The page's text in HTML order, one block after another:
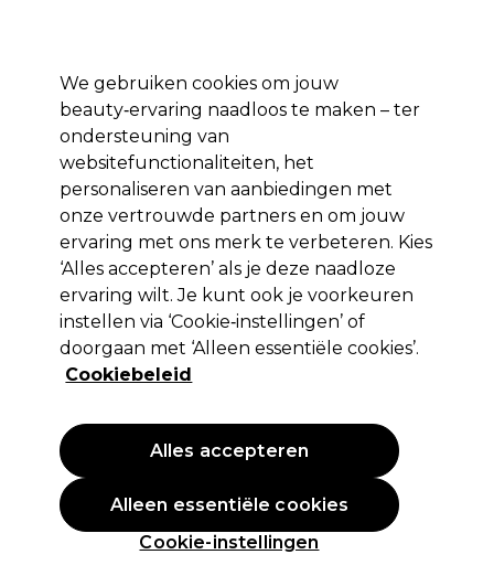
Aanmelden
Merken Deals 🌟 Haar Elektra Beauty
Volgende dag geleverd*
Na verzending, maandag t/m vrijdag
Jaguar
Jaguar Schaar Cl WL Pastell Plus Lava 5.5"
(1)
138,99 €
We gebruiken cookies om jouw
beauty‑ervaring naadloos te maken – ter
ondersteuning van
websitefunctionaliteiten, het
personaliseren van aanbiedingen met
onze vertrouwde partners en om jouw
ervaring met ons merk te verbeteren. Kies
‘Alles accepteren’ als je deze naadloze
ervaring wilt. Je kunt ook je voorkeuren
instellen via ‘Cookie‑instellingen’ of
doorgaan met ‘Alleen essentiële cookies’.
Cookiebeleid
Cookie-instellingen
Alleen essentiële cookies
Alles accepteren